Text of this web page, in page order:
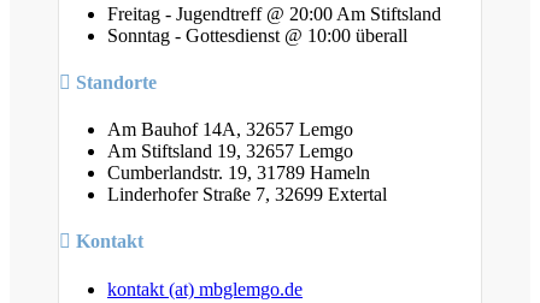
Freitag - Jugendtreff @ 20:00 Am Stiftsland
Sonntag - Gottesdienst @ 10:00 überall
Standorte
Am Bauhof 14A, 32657 Lemgo
Am Stiftsland 19, 32657 Lemgo
Cumberlandstr. 19, 31789 Hameln
Linderhofer Straße 7, 32699 Extertal
Kontakt
kontakt (at) mbglemgo.de